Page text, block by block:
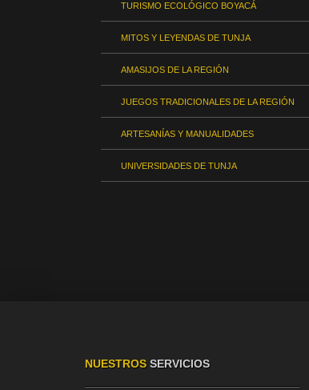
TURISMO ECOLÓGICO BOYACÁ
MITOS Y LEYENDAS DE TUNJA
AMASIJOS DE LA REGIÓN
JUEGOS TRADICIONALES DE LA REGIÓN
ARTESANÍAS Y MANUALIDADES
UNIVERSIDADES DE TUNJA
NUESTROSSERVICIOS